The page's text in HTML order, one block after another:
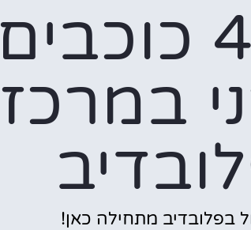
מלון 4 כוכבים
במרכז
בפלובדיב מתחילה כאן!